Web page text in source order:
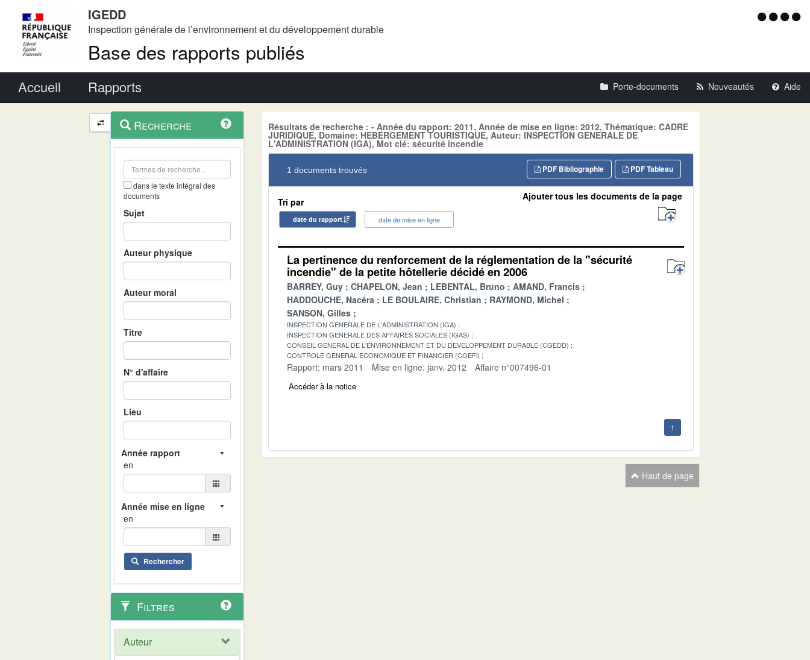
IGEDD
Inspection générale de l’environnement et du développement durable
Base des rapports publiés
Menu
Accueil Rapports Porte-documents Nouveautés Aide
Navigation
et
outils
contextuel
Recherche
dans le texte intégral des
documents
Sujet
Auteur physique
Auteur moral
Titre
N° d'affaire
Lieu
en
en
Rechercher
Filtres
Auteur
Résultats de recherche : - Année du rapport: 2011, Année de mise en ligne: 2012, Thématique: CADRE
JURIDIQUE, Domaine: HEBERGEMENT TOURISTIQUE, Auteur: INSPECTION GENERALE DE
L'ADMINISTRATION (IGA), Mot clé: sécurité incendie
1 documents trouvés PDF Tableau
PDF Bibliographie
Tri par
date du rapport date de mise en ligne
Ajouter tous les documents de la page
La pertinence du renforcement de la réglementation de la "sécurité
incendie" de la petite hôtellerie décidé en 2006
BARREY, Guy CHAPELON, Jean LEBENTAL, Bruno
AMAND, Francis
HADDOUCHE, Nacéra
LE BOULAIRE, Christian
RAYMOND, Michel
SANSON, Gilles
INSPECTION GENERALE DE L'ADMINISTRATION (IGA)
INSPECTION GENERALE DES AFFAIRES SOCIALES (IGAS)
CONSEIL GENERAL DE L'ENVIRONNEMENT ET DU DEVELOPPEMENT DURABLE (CGEDD)
CONTROLE GENERAL ECONOMIQUE ET FINANCIER (CGEFi)
Rapport: mars 2011 Mise en ligne: janv. 2012 Affaire n°007496-01
Accéder à la notice
1
Haut de page